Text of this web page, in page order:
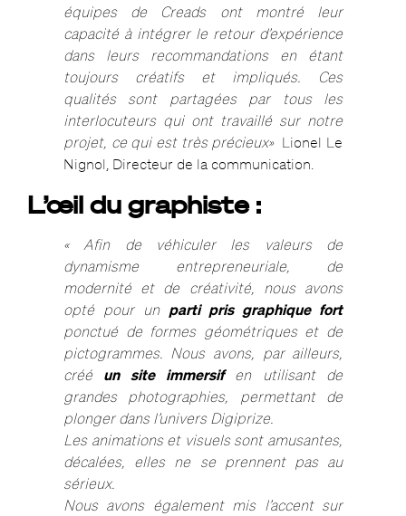
équipes de Creads ont montré leur
capacité à intégrer le retour d’expérience
dans leurs recommandations en étant
toujours créatifs et impliqués. Ces
qualités sont partagées par tous les
interlocuteurs qui ont travaillé sur notre
projet, ce qui est très précieux» Lionel Le
Nignol, Directeur de la communication.
L’œil du graphiste :
« Afin de véhiculer les valeurs de
dynamisme entrepreneuriale, de
modernité et de créativité, nous avons
opté pour un parti pris graphique fort
ponctué de formes géométriques et de
pictogrammes. Nous avons, par ailleurs,
créé un site immersifen utilisant de
grandes photographies, permettant de
plonger dans l’univers Digiprize.
Les animations et visuels sont amusantes,
décalées, elles ne se prennent pas au
sérieux.
Nous avons également mis l’accent sur